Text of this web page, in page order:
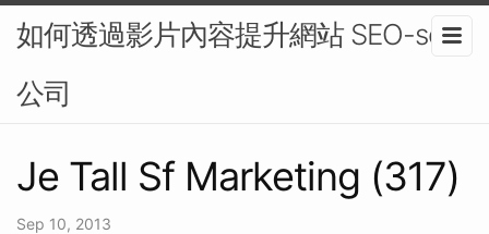
如何透過影片內容提升網站 SEO-seo
公司
Je Tall Sf Marketing (317)
Sep 10, 2013